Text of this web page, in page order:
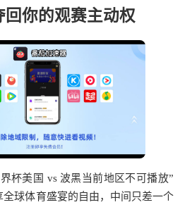
你的观赛主动权
杯美国 vs 波黑当前地区不可播放”
全球体育盛宴的自由，中间只差一个